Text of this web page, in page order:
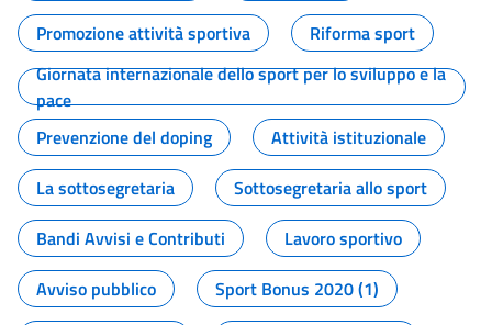
Promozione attività sportiva
Riforma sport
Giornata internazionale dello sport per lo sviluppo e la
pace
Prevenzione del doping
Attività istituzionale
La sottosegretaria
Sottosegretaria allo sport
Bandi Avvisi e Contributi
Lavoro sportivo
Avviso pubblico
Sport Bonus 2020 (1)